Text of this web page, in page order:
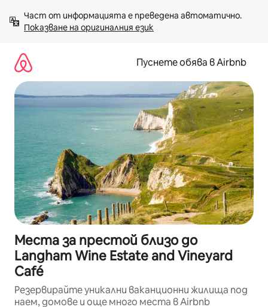
към
съдържанието
Показване на оригиналния език
Пуснете обява в Airbnb
Места за престой близо до
Langham Wine Estate and Vineyard
Café
Резервирайте уникални ваканционни жилища под
наем, домове и още много места в Airbnb